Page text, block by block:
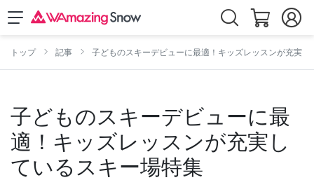
トップ 記事 子どものスキーデビューに最適！キッズレッスンが充実し
子どものスキーデビューに最
適！キッズレッスンが充実し
ているスキー場特集